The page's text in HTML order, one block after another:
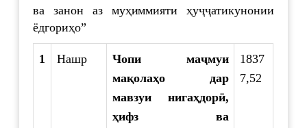
ва занон аз муҳиммияти ҳуҷҷатикунонии
ёдгориҳо”
1 Нашр
Чопи маҷмуи
мақолаҳо дар
мавзуи нигаҳдорӣ,
ҳифз ва
1837
7,52